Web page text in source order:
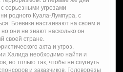
серьезными угрозами
родного Куала-Лумпура, с
Боевики настаивают на своем и
они не знают насколько он
своей стране.
акта и угроз,
Халида необходимо найти и
но только так, чтобы не спугнуть
и заказчиков. Головорезы